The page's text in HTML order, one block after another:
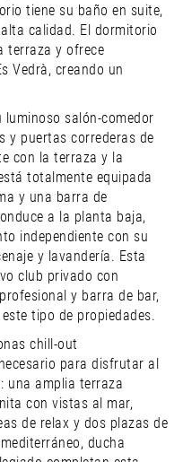
tiene su baño en suite,
calidad. El dormitorio
terraza y ofrece
Vedrà, creando un
salón-comedor
y puertas correderas de
con la terraza y la
totalmente equipada
y una barra de
a la planta baja,
independiente con su
y lavandería. Esta
club privado con
y barra de bar,
tipo de propiedades.
chill-out
para disfrutar al
una amplia terraza
con vistas al mar,
de relax y dos plazas de
ducha